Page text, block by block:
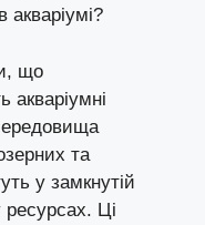
що
акваріумні
та
у замкнутій
ресурсах. Ці